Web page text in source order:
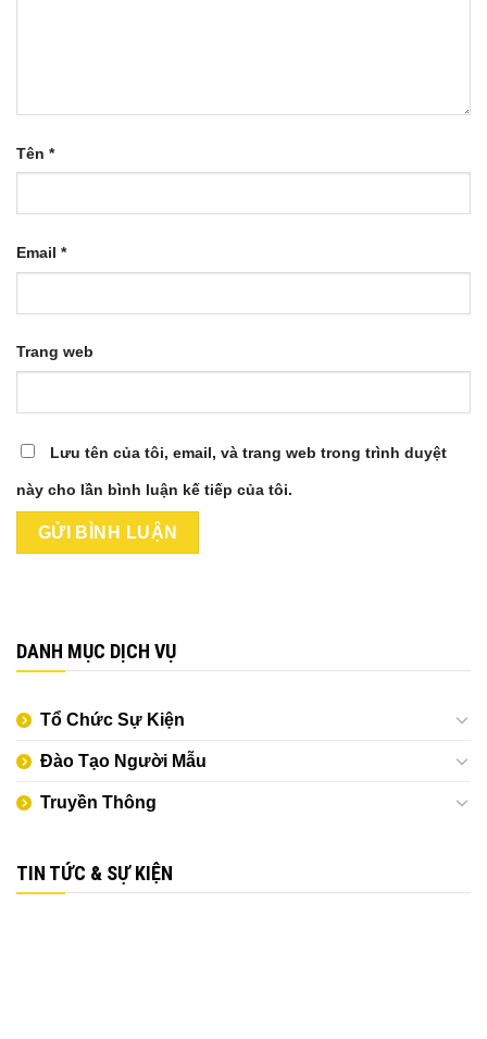
Tên *
Email *
Trang web
Lưu tên của tôi, email, và trang web trong trình duyệt
này cho lần bình luận kế tiếp của tôi.
DANH MỤC DỊCH VỤ
Tổ Chức Sự Kiện
Đào Tạo Người Mẫu
Truyền Thông
TIN TỨC & SỰ KIỆN